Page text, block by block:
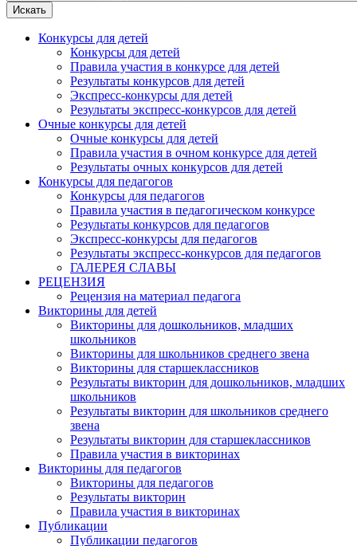
Конкурсы для детей
Конкурсы для детей
Правила участия в конкурсе для детей
Результаты конкурсов для детей
Экспресс-конкурсы для детей
Результаты экспресс-конкурсов для детей
Очные конкурсы для детей
Очные конкурсы для детей
Правила участия в очном конкурсе для детей
Результаты очных конкурсов для детей
Конкурсы для педагогов
Конкурсы для педагогов
Правила участия в педагогическом конкурсе
Результаты конкурсов для педагогов
Экспресс-конкурсы для педагогов
Результаты экспресс-конкурсов для педагогов
ГАЛЕРЕЯ СЛАВЫ
РЕЦЕНЗИЯ
Рецензия на материал педагога
Викторины для детей
Викторины для дошкольников, младших
школьников
Викторины для школьников среднего звена
Викторины для старшеклассников
Результаты викторин для дошкольников, младших
школьников
Результаты викторин для школьников среднего
звена
Результаты викторин для старшеклассников
Правила участия в викторинах
Викторины для педагогов
Викторины для педагогов
Результаты викторин
Правила участия в викторинах
Публикации
Публикации педагогов